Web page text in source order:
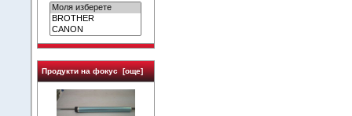
Продукти на фокус [още]